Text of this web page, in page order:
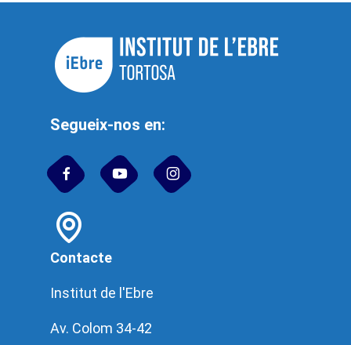
Segueix-nos en:
Contacte
Institut de l'Ebre
Av. Colom 34-42